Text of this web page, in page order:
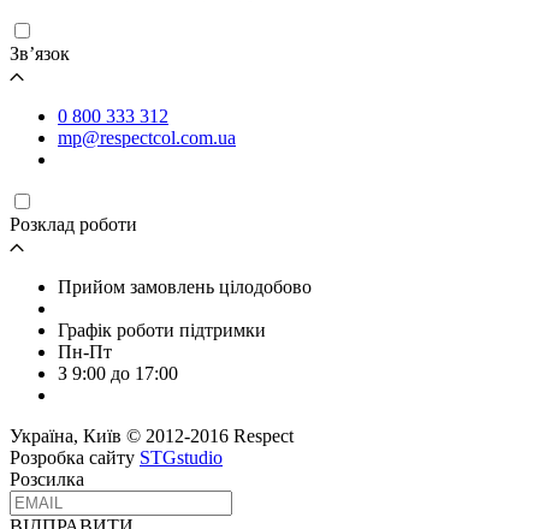
Зв’язок
0 800 333 312
mp@respectcol.com.ua
Розклад роботи
Прийом замовлень цілодобово
Графік роботи підтримки
Пн-Пт
З 9:00 до 17:00
Україна, Київ © 2012-2016 Respect
Розробка сайту STGstudio
Розсилка